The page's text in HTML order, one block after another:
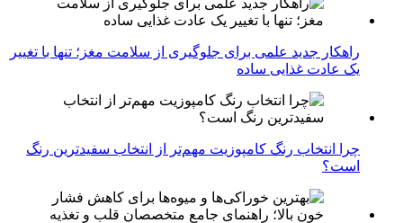
راهکار جدید علمی برای جلوگیری از سلامت مغز؛ تنها با تغییر
یک عادت غذایی ساده
چرا انتخاب رنگ کامپوزیت مهم‌تر از انتخاب سفیدترین رنگ
است؟